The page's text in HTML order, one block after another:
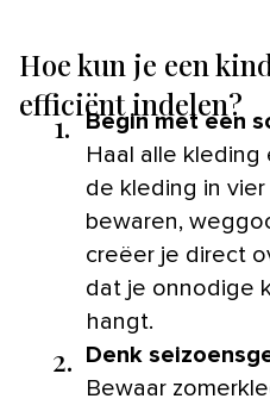
Hoe kun je een
efficiënt indelen?
1.
Begin met een
Haal alle kleding
de kleding in
bewaren,
creëer je direct
dat je onnodige
hangt.
2.
Denk
Bewaar